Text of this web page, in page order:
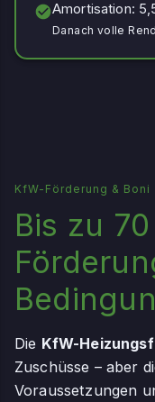
Amortisation:
Danach volle
KfW-Förderung & Boni
Bis zu
Die KfW-
Zuschüsse – aber
Voraussetzungen